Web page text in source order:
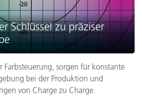
Schlüssel zu präziser
Farbsteuerung, sorgen für konstante
bei der Produktion und
von Charge zu Charge.